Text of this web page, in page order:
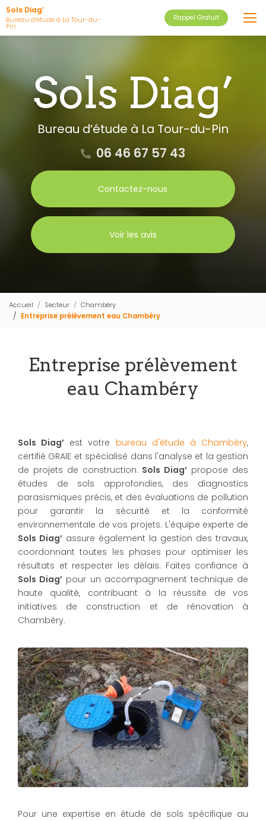
Aller
au
contenu
Sols Diag’
Bureau d’étude à La Tour-du-
Pin
Rappel Gratuit
Bureau d’étude à La Tour-du-Pin
06 46 67 57 43
Contactez-nous
Voir les avis
Accueil Secteur
Chambéry
Entreprise prélèvement eau Chambéry
Entreprise prélèvement
eau Chambéry
Sols Diag’ est votre bureau d'étude à Chambéry,
certifié GRAIE et spécialisé dans l'analyse et la gestion
de projets de construction. Sols Diag’ propose des
études de sols approfondies, des diagnostics
parasismiques précis, et des évaluations de pollution
pour garantir la sécurité et la conformité
environnementale de vos projets. L'équipe experte de
Sols Diag’ assure également la gestion des travaux,
coordonnant toutes les phases pour optimiser les
résultats et respecter les délais. Faites confiance à
Sols Diag’ pour un accompagnement technique de
haute qualité, contribuant à la réussite de vos
initiatives de construction et de rénovation à
Chambéry.
Pour une expertise en étude de sols spécifique au